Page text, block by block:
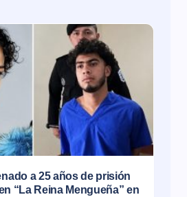
a 25 años de prisión
“La Reina Mengueña” en